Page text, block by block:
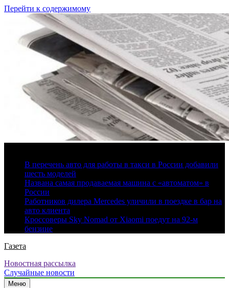
Перейти к содержимому
В перечень авто для работы в такси в России добавили
шесть моделей
Названа самая продаваемая машина с «автоматом» в
России
Работников дилера Mercedes уличили в поездке в бар на
авто клиента
Кроссоверы Sky Nomad от Xiaomi поедут на 92-м
бензине
Газета
Новостная рассылка
Случайные новости
Меню